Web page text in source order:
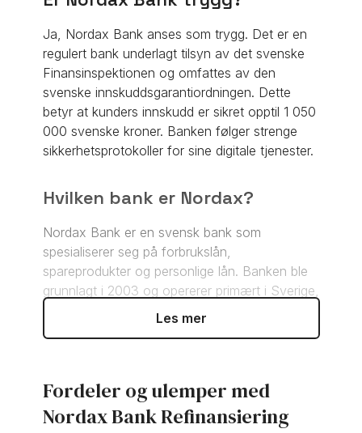
Ja, Nordax Bank anses som trygg. Det er en
regulert bank underlagt tilsyn av det svenske
Finansinspektionen og omfattes av den
svenske innskuddsgarantiordningen. Dette
betyr at kunders innskudd er sikret opptil 1 050
000 svenske kroner. Banken følger strenge
sikkerhetsprotokoller for sine digitale tjenester.
Hvilken bank er Nordax?
Nordax Bank er en svensk bank som
spesialiserer seg på forbrukslån,
spareprodukter og personlige lån. Banken ble
grunnlagt i 2003 og opererer primært i Sverige,
Norge, Finland og Tyskland. Nordax er en
Hvordan overføre til Nordax?
Les mer
Fordeler og ulemper med
Nordax Bank Refinansiering